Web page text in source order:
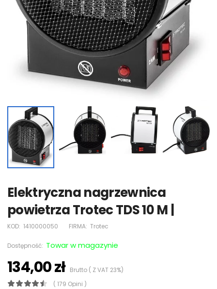
Elektryczna nagrzewnica
powietrza Trotec TDS 10 M |
KOD: 1410000050 FIRMA: Trotec
Dostępność: Towar w magazynie
134,00 złBrutto ( Z VAT 23%)
( 179 Opini )